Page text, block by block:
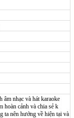
nhạc và hát karaoke
hoàn cảnh và chia sẻ k
ta nên hướng về hiện tại và